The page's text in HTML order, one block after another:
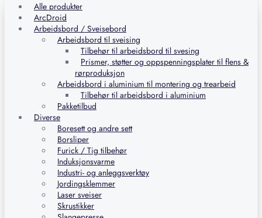
Alle produkter
ArcDroid
Arbeidsbord / Sveisebord
Arbeidsbord til sveising
Tilbehør til arbeidsbord til svesing
Prismer, støtter og oppspenningsplater til flens &
rørproduksjon
Arbeidsbord i aluminium til montering og trearbeid
Tilbehør til arbeidsbord i aluminium
Pakketilbud
Diverse
Boresett og andre sett
Borsliper
Furick / Tig tilbehør
Induksjonsvarme
Industri- og anleggsverktøy
Jordingsklemmer
Laser sveiser
Skrustikker